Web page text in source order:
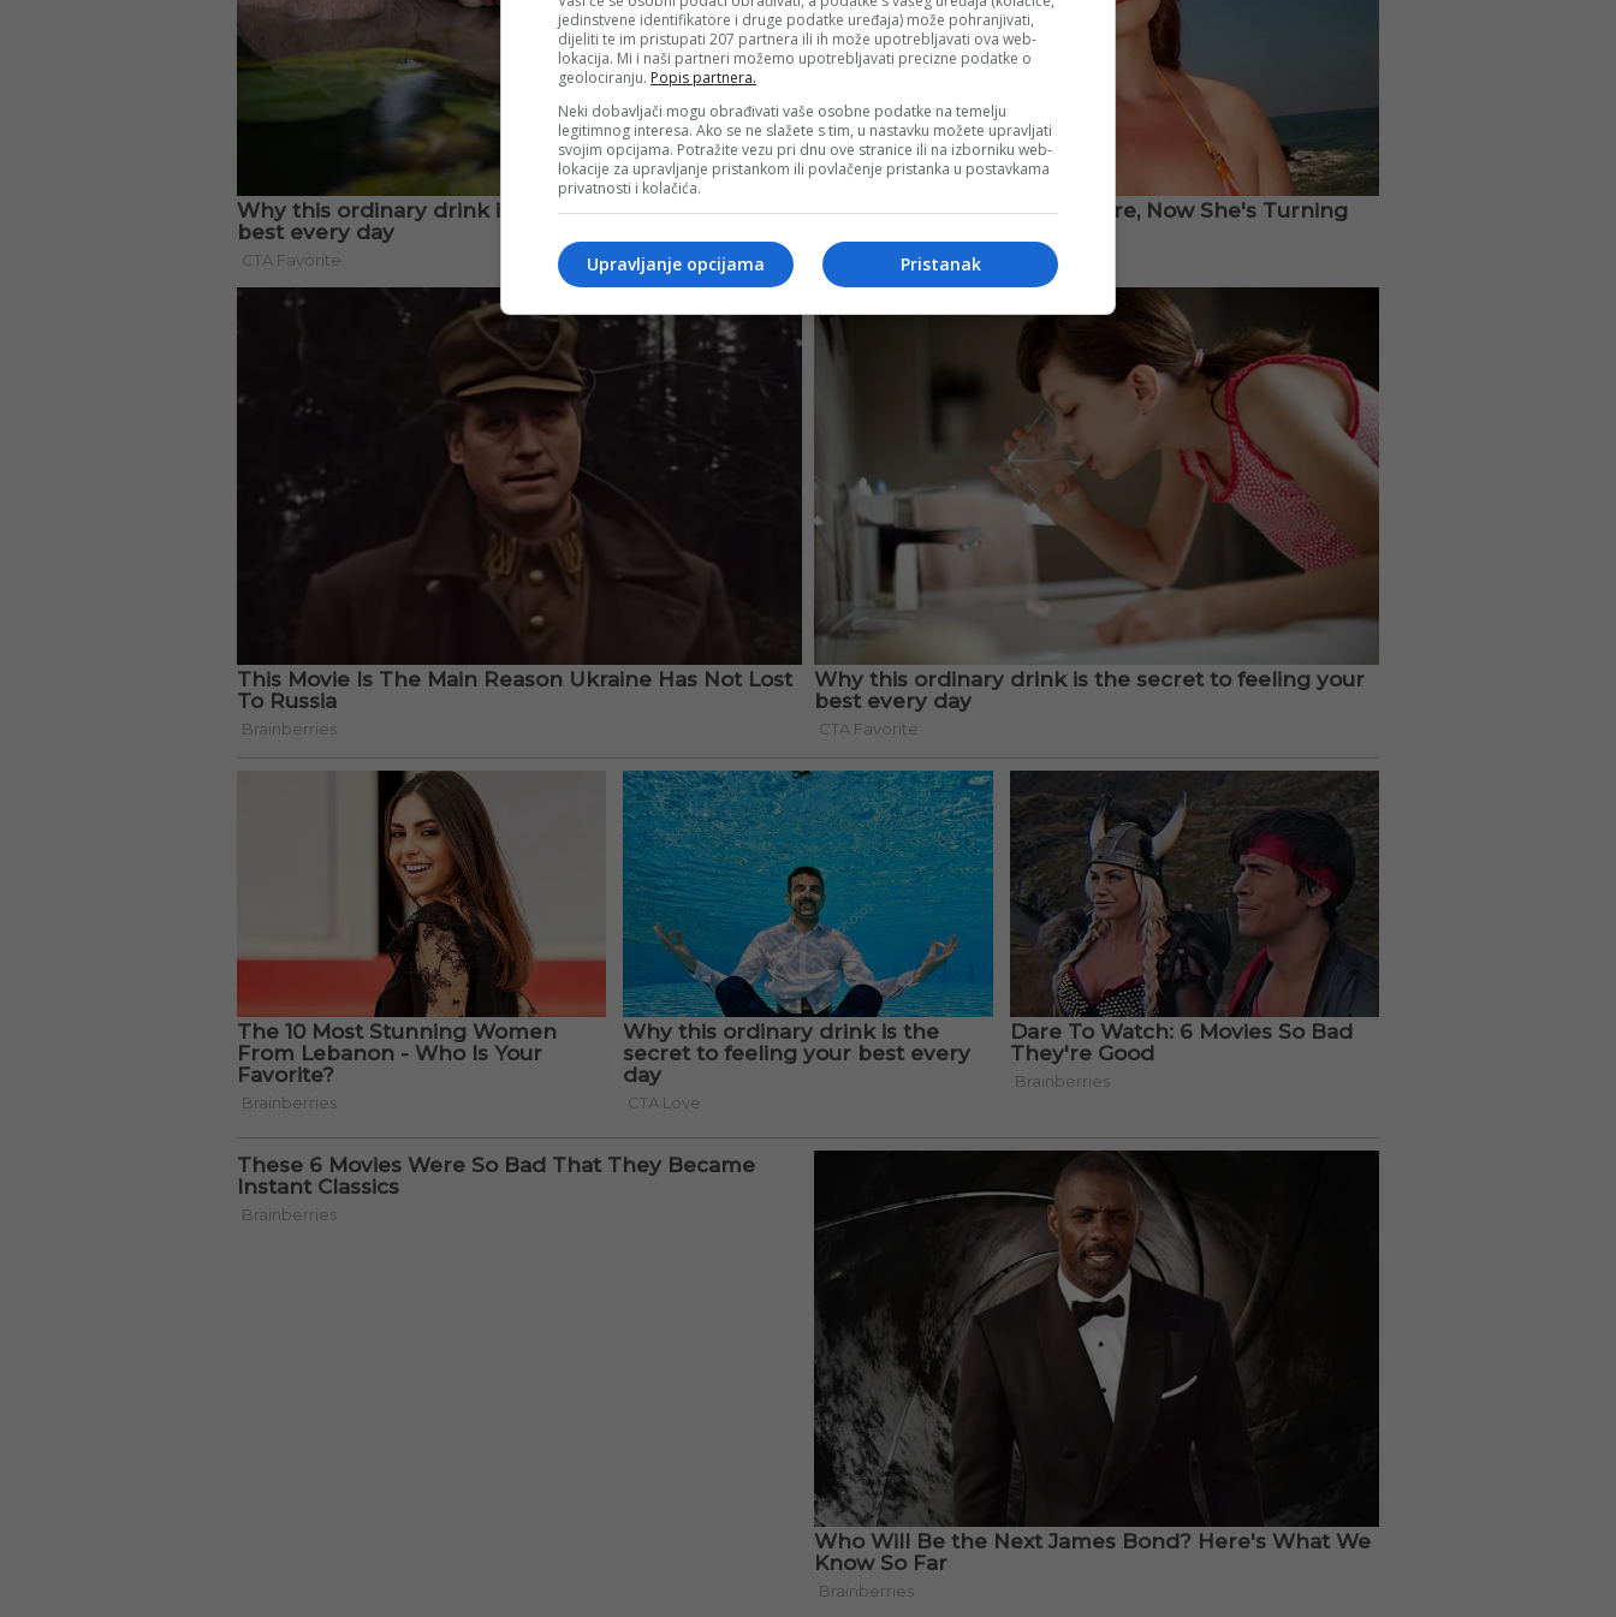
jedinstvene identifikatore i druge podatke uređaja) može pohranjivati,
dijeliti te im pristupati 207 partnera ili ih može upotrebljavati ova web-
lokacija. Mi i naši partneri možemo upotrebljavati precizne podatke o
geolociranju. Popis partnera.
Neki dobavljači mogu obrađivati vaše osobne podatke na temelju
legitimnog interesa. Ako se ne slažete s tim, u nastavku možete upravljati
svojim opcijama. Potražite vezu pri dnu ove stranice ili na izborniku web-
lokacije za upravljanje pristankom ili povlačenje pristanka u postavkama
privatnosti i kolačića.
Pristanak
Upravljanje opcijama